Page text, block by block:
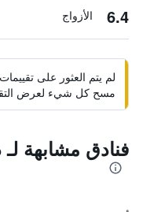
6.4 الأزواج
لم يتم العثور على
مسح كل شيء لعرض
فنادق مشابهة